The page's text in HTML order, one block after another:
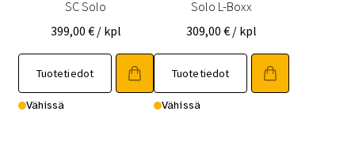
SC Solo
399,00 € / kpl
Tuotetiedot
Vähissä
Solo L-Boxx
309,00€ / kpl
Tuotetiedot
Vähissä